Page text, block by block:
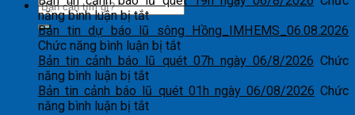
tin
cảnh
báo
lũ
quét
01h
ngày
năng bình luận bị tắtở
Bản
tin
cảnh
báo
lũ
quét
Bản tin dự báo lũ sông Hồng_IMHEMS_06.08.2026
Chức năng bình luận bị tắtở
Bản
dự
Bản tin cảnh báo lũ quét 07h ngày 06/8/2026 Chức
năng bình luận bị tắtở
Bản
tin
Bản tin cảnh báo lũ quét 01h ngày 06/08/2026 Chức
năng bình luận bị tắtở